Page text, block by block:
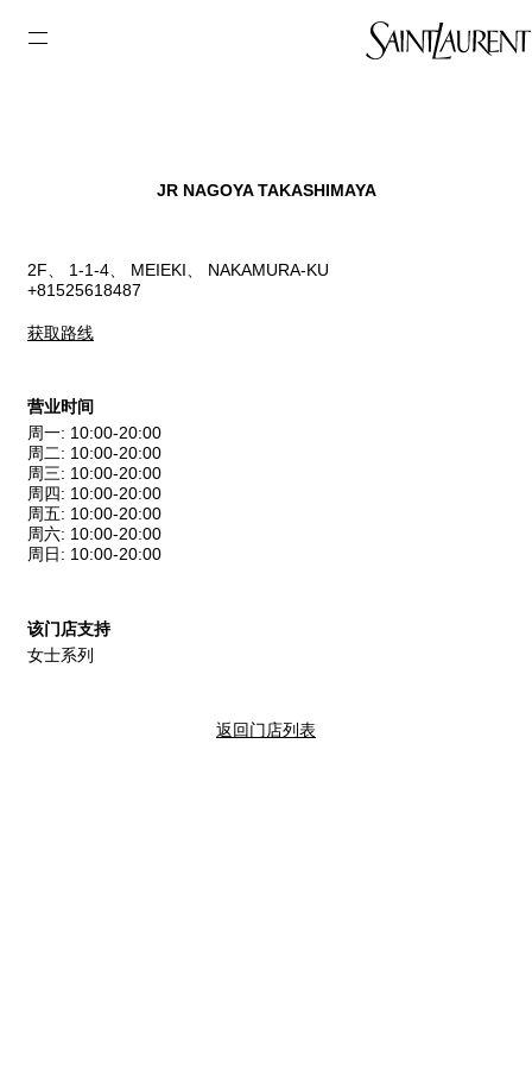
JR NAGOYA TAKASHIMAYA
2F、 1-1-4、 MEIEKI、 NAKAMURA-KU
+81525618487
获取路线
营业时间
周一: 10:00-20:00
周二: 10:00-20:00
周三: 10:00-20:00
周四 : 10:00-20:00
周五: 10:00-20:00
周六: 10:00-20:00
周日 : 10:00-20:00
该门店支持
女士系列
返回门店列表